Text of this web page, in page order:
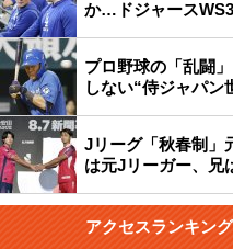
か…ドジャース
プロ野球の「乱闘
しない“侍ジャパン
Jリーグ「秋春制」
は元Jリーガー、兄
アクセスランキング